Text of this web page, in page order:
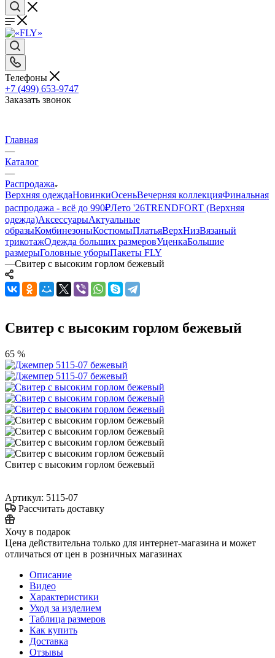
Телефоны
+7 (499) 653-9747
Заказать звонок
Главная
—
Каталог
—
Распродажа
Верхняя одеждаНовинкиОсеньВечерняя коллекцияФинальная
распродажа - всё до 990₽Лето '26TRENDFORT (Верхняя
одежда)АксессуарыАктуальные
образыКомбинезоныКостюмыПлатьяВерхНизВязаный
трикотажОдежда больших размеровУценкаБольшие
размерыГоловные уборыПакеты FLY
—Свитер с высоким горлом бежевый
Свитер с высоким горлом бежевый
65 %
Свитер с высоким горлом бежевый
Артикул: 5115-07
Рассчитать доставку
Хочу в подарок
Цена действительна только для интернет-магазина и может
отличаться от цен в розничных магазинах
Описание
Видео
Характеристики
Уход за изделием
Таблица размеров
Как купить
Доставка
Отзывы